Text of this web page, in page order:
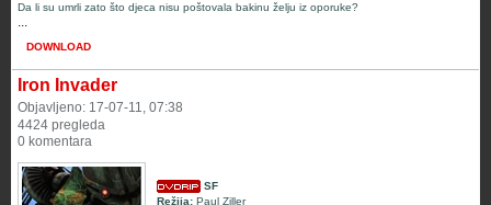
Da li su umrli zato što djeca nisu poštovala bakinu želju iz oporuke?
...
DOWNLOAD
Iron Invader
Objavljeno: 17-07-11, 07:38
4424 pregleda
0 komentara
SF
Režija: Paul Ziller